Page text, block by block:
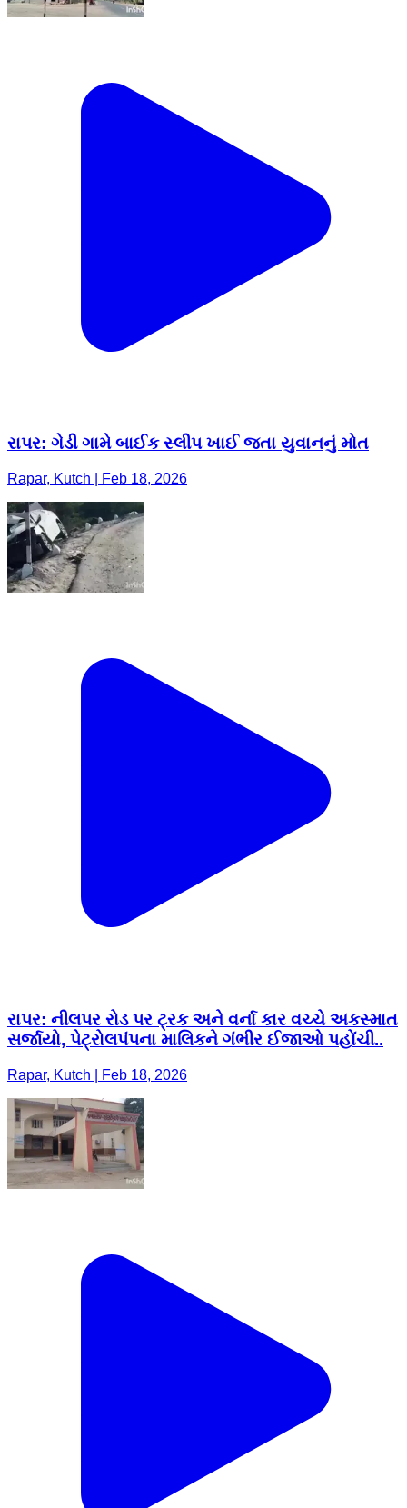
રાપર: ગેડી ગામે બાઈક સ્લીપ ખાઈ જતા યુવાનનું મોત
Rapar, Kutch | Feb 18, 2026
રાપર: નીલપર રોડ પર ટ્રક અને વર્ના કાર વચ્ચે અકસ્માત
સર્જાયો, પેટ્રોલપંપના માલિકને ગંભીર ઈજાઓ પહોંચી..
Rapar, Kutch | Feb 18, 2026